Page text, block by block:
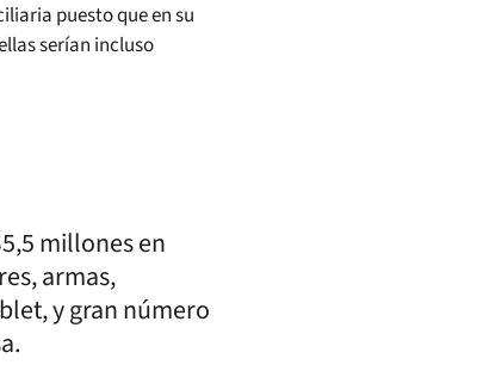
puesto que en su
serían incluso
millones en
armas,
y gran número